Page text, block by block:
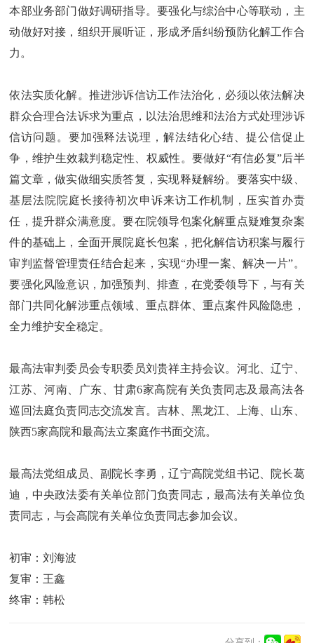
本部业务部门做好调研指导。要强化与综治中心等联动，主
动做好对接，组织开展听证，形成矛盾纠纷预防化解工作合
力。
依法实质化解。推进涉诉信访工作法治化，必须以依法解决
群众合理合法诉求为重点，以法治思维和法治方式处理涉诉
信访问题。要加强释法说理，解法结化心结、提公信促止
争，维护生效裁判稳定性、权威性。要做好“有信必复”后半
篇文章，做实做细实质答复，实现释疑解纷。要落实中级、
基层法院院庭长接待初次申诉来访工作机制，压实首办责
任，提升群众满意度。要在院领导包案化解重点疑难复杂案
件的基础上，全面开展院庭长包案，把化解信访积案与履行
审判监督管理责任结合起来，实现“办理一案、解决一片”。
要强化风险意识，加强预判、排查，在党委领导下，与有关
部门共同化解涉重点领域、重点群体、重点案件风险隐患，
全力维护安全稳定。
最高法审判委员会专职委员刘贵祥主持会议。河北、辽宁、
江苏、河南、广东、甘肃6家高院有关负责同志及最高法各
巡回法庭负责同志交流发言。吉林、黑龙江、上海、山东、
陕西5家高院和最高法立案庭作书面交流。
最高法党组成员、副院长李勇，辽宁高院党组书记、院长葛
迪，中央政法委有关单位部门负责同志，最高法有关单位负
责同志，与会高院有关单位负责同志参加会议。
初审：刘海波
复审：王鑫
终审：韩松